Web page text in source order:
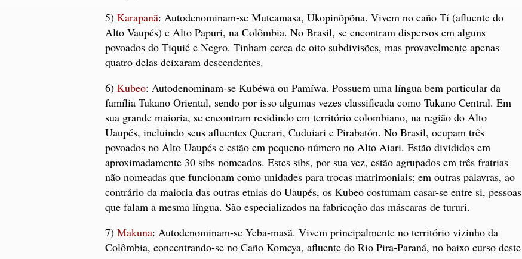
5) Karapanã: Autodenominam-se Muteamasa, Ukopinõpõna. Vivem no caño Tí (afluente do
Alto Vaupés) e Alto Papuri, na Colômbia. No Brasil, se encontram dispersos em alguns
povoados do Tiquié e Negro. Tinham cerca de oito subdivisões, mas provavelmente apenas
quatro delas deixaram descendentes.
6) Kubeo: Autodenominam-se Kubéwa ou Pamíwa. Possuem uma língua bem particular da
família Tukano Oriental, sendo por isso algumas vezes classificada como Tukano Central. Em
sua grande maioria, se encontram residindo em território colombiano, na região do Alto
Uaupés, incluindo seus afluentes Querari, Cuduiari e Pirabatón. No Brasil, ocupam três
povoados no Alto Uaupés e estão em pequeno número no Alto Aiari. Estão divididos em
aproximadamente 30 sibs nomeados. Estes sibs, por sua vez, estão agrupados em três fratrias
não nomeadas que funcionam como unidades para trocas matrimoniais; em outras palavras, ao
contrário da maioria das outras etnias do Uaupés, os Kubeo costumam casar-se entre si, pessoas
que falam a mesma língua. São especializados na fabricação das máscaras de tururi.
7) Makuna: Autodenominam-se Yeba-masã. Vivem principalmente no território vizinho da
Colômbia, concentrando-se no Caño Komeya, afluente do Rio Pira-Paraná, no baixo curso deste